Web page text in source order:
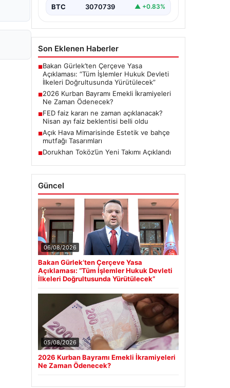
BTC 3070739 ▲ +0.83%
Son Eklenen Haberler
■Bakan Gürlek’ten Çerçeve Yasa
Açıklaması: “Tüm İşlemler Hukuk Devleti
İlkeleri Doğrultusunda Yürütülecek”
■2026 Kurban Bayramı Emekli İkramiyeleri
Ne Zaman Ödenecek?
■FED faiz kararı ne zaman açıklanacak?
Nisan ayı faiz beklentisi belli oldu
■Açık Hava Mimarisinde Estetik ve bahçe
mutfağı Tasarımları
■Dorukhan Toköz’ün Yeni Takımı Açıklandı
Güncel
06/08/2026
Bakan Gürlek’ten Çerçeve Yasa
Açıklaması: “Tüm İşlemler Hukuk Devleti
İlkeleri Doğrultusunda Yürütülecek”
05/08/2026
2026 Kurban Bayramı Emekli İkramiyeleri
Ne Zaman Ödenecek?